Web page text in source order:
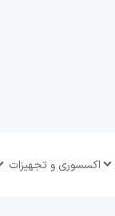
اکسسوری و تجهیزات